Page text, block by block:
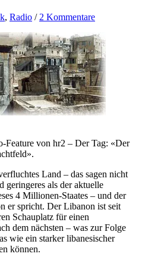
, Radio / 2 Kommentare
Feature von hr2 – Der Tag: «Der
Land – das sagen nicht
geringeres als der aktuelle
4 Millionen-Staates – und der
er spricht. Der Libanon ist seit
Schauplatz für einen
dem nächsten – was zur Folge
wie ein starker libanesischer
können.